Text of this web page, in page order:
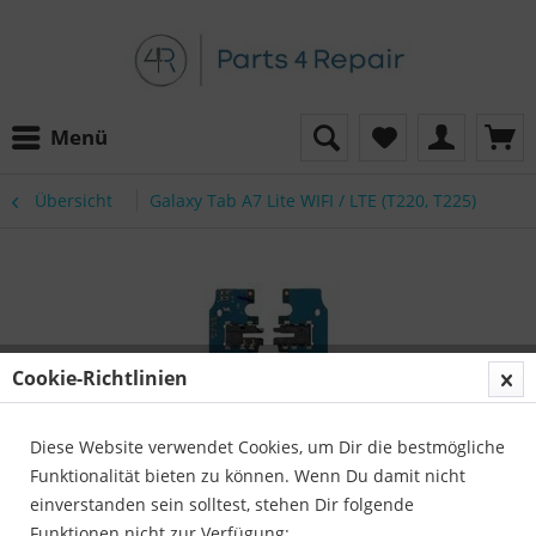
Menü
Übersicht Galaxy Tab A7 Lite WIFI / LTE (T220, T225)
Cookie-Richtlinien
Diese Website verwendet Cookies, um Dir die bestmögliche
Funktionalität bieten zu können. Wenn Du damit nicht
einverstanden sein solltest, stehen Dir folgende